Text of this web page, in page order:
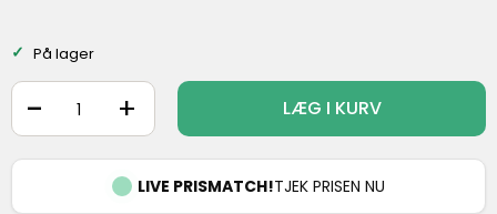
På lager
+
- LÆG I KURV
LIVE PRISMATCH!TJEK PRISEN NU